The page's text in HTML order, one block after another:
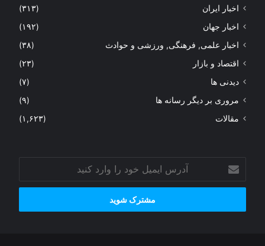
اخبار ایران
(۳۱۳)
اخبار جهان
(۱۹۲)
اخبار علمی, فرهنگی, ورزشی و حوادث
(۳۸)
اقتصاد و بازار
(۲۳)
دیدنی ها
(۷)
مروری بر دیگر رسانه ها
(۹)
مقالات
(۱,۶۲۳)
ایمیل
خود
وارد